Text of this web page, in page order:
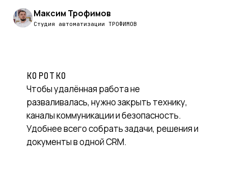
Максим Трофимов
Студия автоматизации ТРОФИМОВ
КОРОТКО
Чтобы удалённая работа не
разваливалась, нужно закрыть технику,
каналы коммуникации и безопасность.
Удобнее всего собрать задачи, решения и
документы в одной CRM.